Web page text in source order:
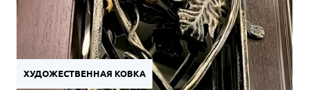
ХУДОЖЕСТВЕННАЯ КОВКА